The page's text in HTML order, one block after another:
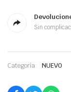
Sin
Categoría: NUEVO